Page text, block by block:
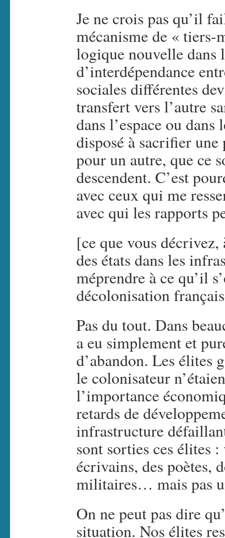
Je ne crois pas qu’il
mécanisme de « tiers-
logique nouvelle dans
d’interdépendance
sociales différentes
transfert vers l’autre
dans l’espace ou
disposé à sacrifier
pour un autre, que ce
descendent. C’est
avec ceux qui me
avec qui les rapports
[ce que vous décrivez,
des états dans les
méprendre à ce qu’il
décolonisation
Pas du tout. Dans
a eu simplement et
d’abandon. Les élites
le colonisateur
l’importance
retards de
infrastructure
sont sorties ces élites
écrivains, des poètes,
militaires… mais pas
On ne peut pas dire
situation. Nos élites